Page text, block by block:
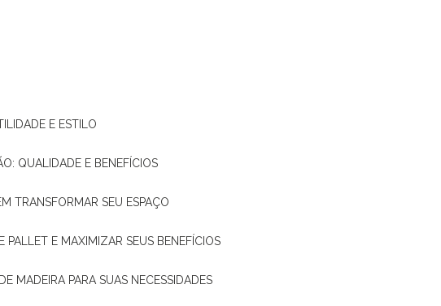
E ESTILO
QUALIDADE E BENEFÍCIOS
TRANSFORMAR SEU ESPAÇO
PALLET E MAXIMIZAR SEUS BENEFÍCIOS
MADEIRA PARA SUAS NECESSIDADES